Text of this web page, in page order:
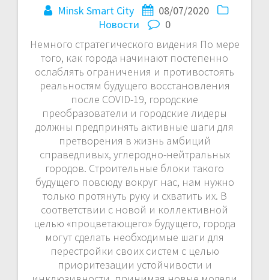
Minsk Smart City
08/07/2020
Новости
0
Немного стратегического видения По мере
того, как города начинают постепенно
ослаблять ограничения и противостоять
реальностям будущего восстановления
после COVID-19, городские
преобразователи и городские лидеры
должны предпринять активные шаги для
претворения в жизнь амбиций
справедливых, углеродно-нейтральных
городов. Строительные блоки такого
будущего повсюду вокруг нас, нам нужно
только протянуть руку и схватить их. В
соответствии с новой и коллективной
целью «процветающего» будущего, города
могут сделать необходимые шаги для
перестройки своих систем с целью
приоритезации устойчивости и